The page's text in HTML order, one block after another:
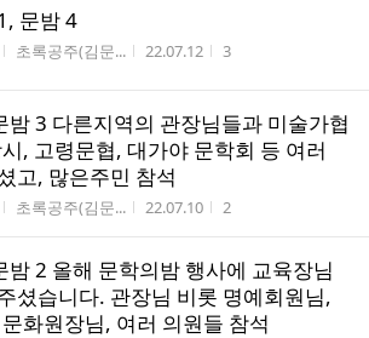
문밤 4
작성자
초록공주(김문... 작성시간
22.07.12 조회수
3
밤 3 다른지역의 관장님들과 미술가협
, 고령문협, 대가야 문학회 등 여러
고, 많은주민 참석
작성자
초록공주(김문... 작성시간
22.07.10 조회수
2
밤 2 올해 문학의밤 행사에 교육장님
셨습니다. 관장님 비롯 명예회원님,
화원장님, 여러 의원들 참석